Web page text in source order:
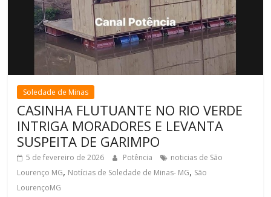
Soledade de Minas
CASINHA FLUTUANTE NO RIO VERDE
INTRIGA MORADORES E LEVANTA
SUSPEITA DE GARIMPO
5 de fevereiro de 2026 Potência
noticias de São
Lourenço MG, Notícias de Soledade de Minas- MG, São
LourençoMG